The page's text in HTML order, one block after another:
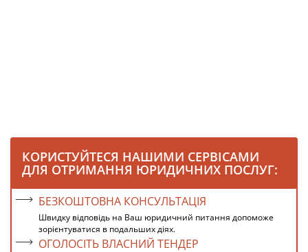
КОРИСТУЙТЕСЯ НАШИМИ СЕРВІСАМИ
ДЛЯ ОТРИМАННЯ ЮРИДИЧНИХ ПОСЛУГ:
БЕЗКОШТОВНА КОНСУЛЬТАЦІЯ
Швидку відповідь на Ваш юридичний питання допоможе
зорієнтуватися в подальших діях.
ОГОЛОСІТЬ ВЛАСНИЙ ТЕНДЕР